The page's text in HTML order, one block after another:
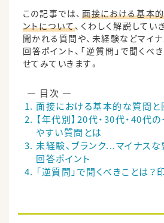
この記事では、面接における基本
ントについて、くわしく解説してい
聞かれる質問や、未経験などマイ
回答ポイント、「逆質問」で聞くべ
せてみていきます。
面接における基本的な質問と
【年代別】20代・30代・40代
やすい質問とは
未経験、ブランク...マイナス
回答ポイント
「逆質問」で聞くべきことは？